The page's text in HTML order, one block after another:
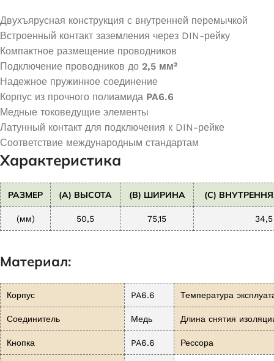
Двухъярусная конструкция с внутренней перемычкой
Встроенный контакт заземления через DIN-рейку
Компактное размещение проводников
Подключение проводников до 2,5 мм²
Надежное пружинное соединение
Корпус из прочного полиамида PA6.6
Медные токоведущие элементы
Латунный контакт для подключения к DIN-рейке
Соответствие международным стандартам
Характеристика
РАЗМЕР (A) ВЫСОТА (B) ШИРИНА (C)
(мм) 50,5 75,15 34,5
Материал:
Корпус PA6.6 Температура
Соединитель Медь Длина снятия
Кнопка PA6.6 Рессора